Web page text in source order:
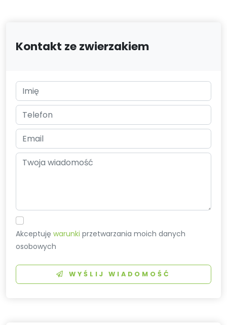
Kontakt ze zwierzakiem
Akceptujęwarunki przetwarzania moich danych
osobowych
WYŚLIJ WIADOMOŚĆ